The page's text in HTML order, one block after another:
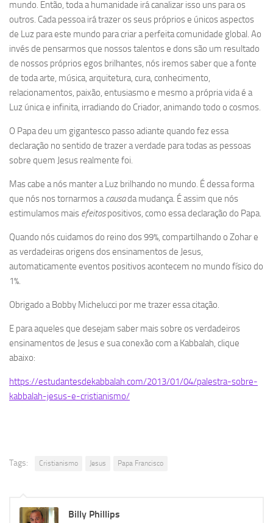
mundo. Então, toda a humanidade irá canalizar isso uns para os
outros. Cada pessoa irá trazer os seus próprios e únicos aspectos
de Luz para este mundo para criar a perfeita comunidade global. Ao
invés de pensarmos que nossos talentos e dons são um resultado
de nossos próprios egos brilhantes, nós iremos saber que a fonte
de toda arte, música, arquitetura, cura, conhecimento,
relacionamentos, paixão, entusiasmo e mesmo a própria vida é a
Luz única e infinita, irradiando do Criador, animando todo o cosmos.
O Papa deu um gigantesco passo adiante quando fez essa
declaração no sentido de trazer a verdade para todas as pessoas
sobre quem Jesus realmente foi.
Mas cabe a nós manter a Luz brilhando no mundo. É dessa forma
que nós nos tornarmos a causada mudança. É assim que nós
estimulamos mais efeitospositivos, como essa declaração do Papa.
Quando nós cuidamos do reino dos 99%, compartilhando o Zohar e
as verdadeiras origens dos ensinamentos de Jesus,
automaticamente eventos positivos acontecem no mundo físico do
1%.
Obrigado a Bobby Michelucci por me trazer essa citação.
E para aqueles que desejam saber mais sobre os verdadeiros
ensinamentos de Jesus e sua conexão com a Kabbalah, clique
abaixo:
https://estudantesdekabbalah.com/2013/01/04/palestra-sobre-
kabbalah-jesus-e-cristianismo/
Tags: Cristianismo Jesus Papa Francisco
Billy Phillips